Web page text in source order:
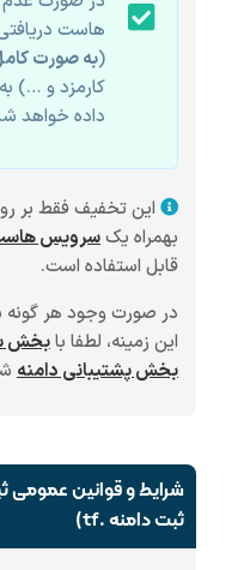
هاست
(به صورت
کارمزد و …)
داده خواهد
این تخفیف فقط بر
بهمراه یکسرویس
قابل استفاده است.
در صورت وجود هر گونه
این زمینه، لطفا بابخش
بخش پشتیبانی دامنه
ثبت دامنه .tf)